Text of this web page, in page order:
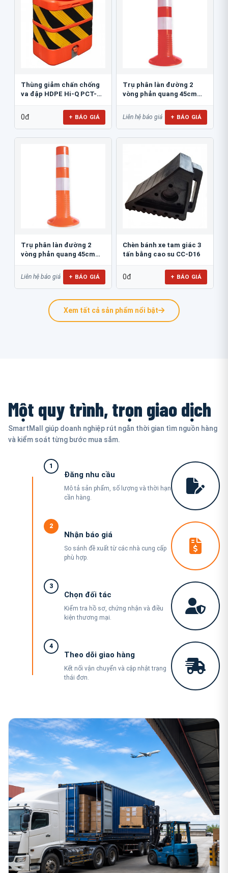
Thùng giảm chấn chống
va đập HDPE Hi-Q PCT-
0đ + BÁO GIÁ
Trụ phân làn đường 2
vòng phản quang 45cm
Liên hệ báo giá + BÁO GIÁ
Trụ phân làn đường 2
vòng phản quang 45cm
Liên hệ báo giá + BÁO GIÁ
Chèn bánh xe tam giác 3
tấn bằng cao su CC-D16
0đ + BÁO GIÁ
Xem tất cả sản phẩm nổi bật
Một quy trình, trọn giao dịch
SmartMall giúp doanh nghiệp rút ngắn thời gian tìm nguồn hàng
và kiểm soát từng bước mua sắm.
1
Đăng nhu cầu
Mô tả sản phẩm, số lượng và thời hạn
cần hàng.
2
Nhận báo giá
So sánh đề xuất từ các nhà cung cấp
phù hợp.
3
Chọn đối tác
Kiểm tra hồ sơ, chứng nhận và điều
kiện thương mại.
4
Theo dõi giao hàng
Kết nối vận chuyển và cập nhật trạng
thái đơn.